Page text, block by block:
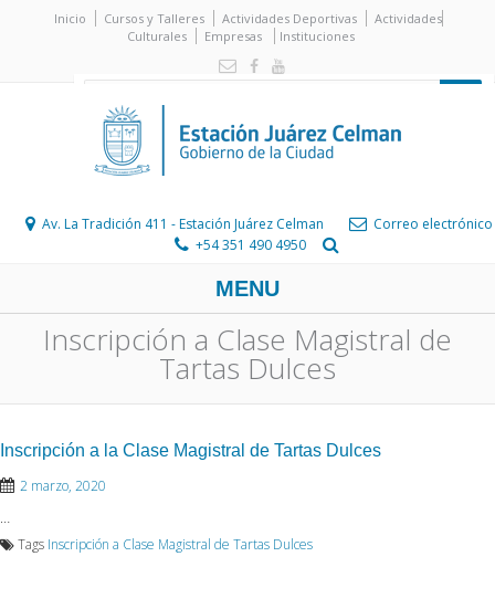
Inicio Cursos y Talleres Actividades Deportivas
Actividades
Culturales
Empresas Instituciones
Av. La Tradición 411 - Estación Juárez Celman
Correo electrónico
+54 351 490 4950
MENU
Inscripción a Clase Magistral de
Tartas Dulces
Inscripción a la Clase Magistral de Tartas Dulces
2 marzo, 2020
…
Tags Inscripción a Clase Magistral de Tartas Dulces